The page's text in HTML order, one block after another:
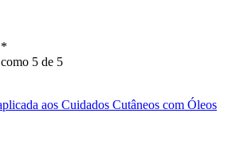
5 de 5
aos Cuidados Cutâneos com Óleos